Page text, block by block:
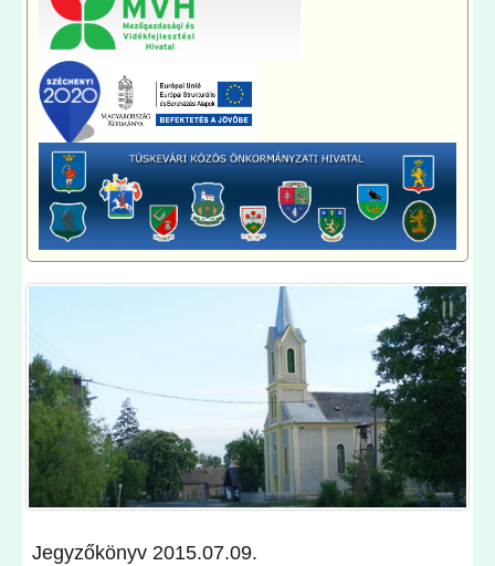
Jegyzőkönyv 2015.07.09.